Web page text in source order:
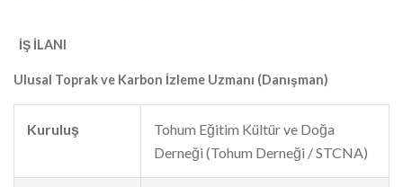
İŞ İLANI
Ulusal Toprak ve Karbon İzleme Uzmanı (Danışman)
Kuruluş
Tohum Eğitim Kültür ve Doğa
Derneği (Tohum Derneği / STCNA)